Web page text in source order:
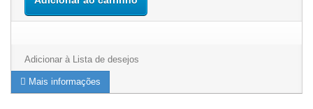
Adicionar à Lista de desejos
Mais informações